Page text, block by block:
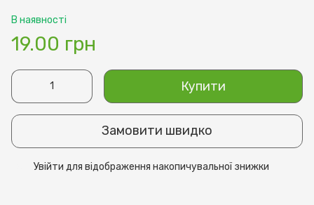
В наявності
19.00 грн
Купити
Замовити швидко
Увійти для відображення накопичувальної знижки